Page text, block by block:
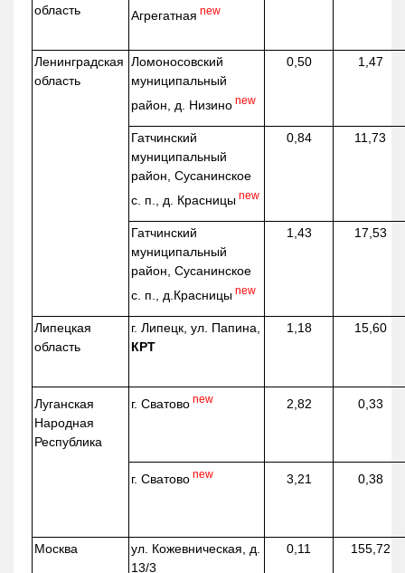
область
Агрегатная new
Ленинградская
область
Ломоносовский
муниципальный
район, д. Низино new
0,50 1,47
Гатчинский
муниципальный
район, Сусанинское
с. п., д. Красницы new
0,84 11,73
Гатчинский
муниципальный
район, Сусанинское
с. п., д.Красницы new
1,43 17,53
Липецкая
область
г. Липецк, ул. Папина,
КРТ
1,18 15,60
Луганская
Народная
Республика
г. Сватово new 2,82 0,33
г. Сватово new 3,21 0,38
Москва ул. Кожевническая, д.
13/3
0,11 155,72